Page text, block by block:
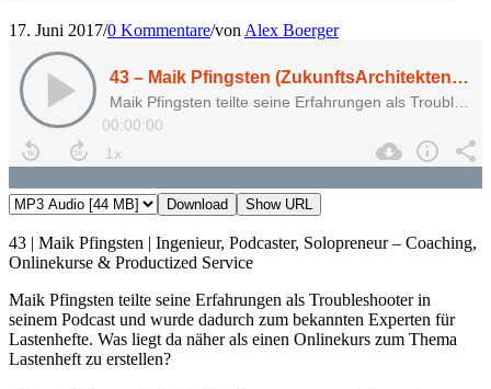
17. Juni 2017/0 Kommentare/vonAlex Boerger
Download Show URL
43 | Maik Pfingsten | Ingenieur, Podcaster, Solopreneur – Coaching,
Onlinekurse & Productized Service
Maik Pfingsten teilte seine Erfahrungen als Troubleshooter in
seinem Podcast und wurde dadurch zum bekannten Experten für
Lastenhefte. Was liegt da näher als einen Onlinekurs zum Thema
Lastenheft zu erstellen?